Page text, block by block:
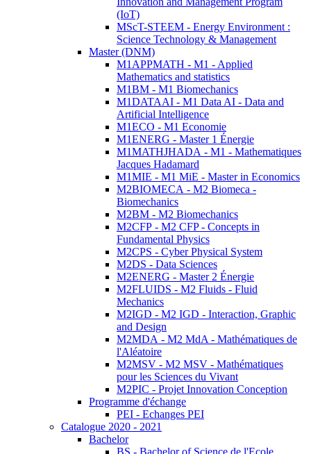
(IoT)
MScT-STEEM - Energy Environment :
Science Technology & Management
Master (DNM)
M1APPMATH - M1 - Applied
Mathematics and statistics
M1BM - M1 Biomechanics
M1DATAAI - M1 Data AI - Data and
Artificial Intelligence
M1ECO - M1 Economie
M1ENERG - Master 1 Énergie
M1MATHJHADA - M1 - Mathematiques
Jacques Hadamard
M1MIE - M1 MiE - Master in Economics
M2BIOMECA - M2 Biomeca -
Biomechanics
M2BM - M2 Biomechanics
M2CFP - M2 CFP - Concepts in
Fundamental Physics
M2CPS - Cyber Physical System
M2DS - Data Sciences
M2ENERG - Master 2 Énergie
M2FLUIDS - M2 Fluids - Fluid
Mechanics
M2IGD - M2 IGD - Interaction, Graphic
and Design
M2MDA - M2 MdA - Mathématiques de
l'Aléatoire
M2MSV - M2 MSV - Mathématiques
pour les Sciences du Vivant
M2PIC - Projet Innovation Conception
Programme d'échange
PEI - Echanges PEI
Catalogue 2020 - 2021
Bachelor
BS - Bachelor of Science de l'Ecole